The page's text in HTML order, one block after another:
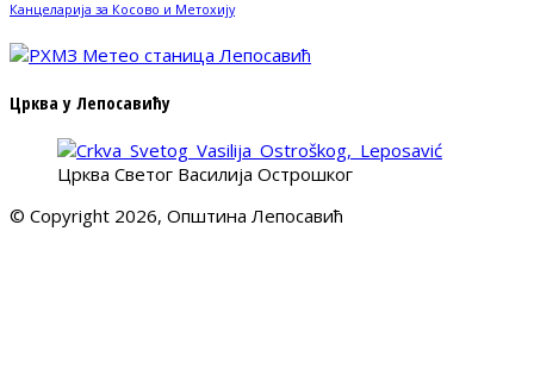
Канцеларија за Косово и Метохију
Црква у Лепосавићу
Црква Светог Василија Острошког
© Copyright 2026, Општина Лепосавић